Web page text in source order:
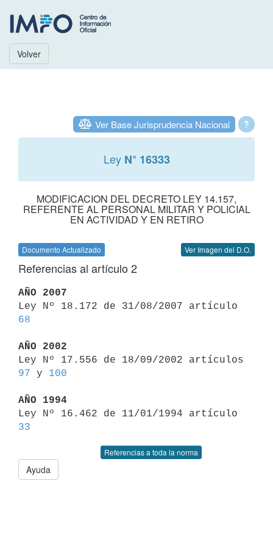
Volver
?
Ver Base Jurisprudencia Nacional
Ley N° 16333
MODIFICACION DEL DECRETO LEY 14.157,
REFERENTE AL PERSONAL MILITAR Y POLICIAL
EN ACTIVIDAD Y EN RETIRO
Documento Actualizado Ver Imagen del D.O.
Referencias al artículo 2
AÑO 2007
68
AÑO 2002
97 y 100
AÑO 1994
33
Referencias a toda la norma
Ayuda